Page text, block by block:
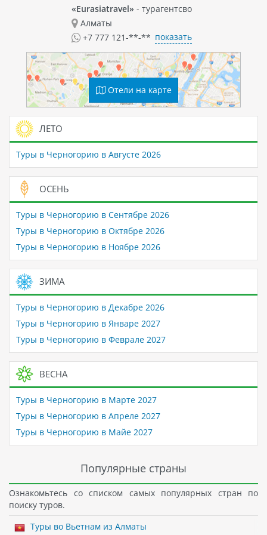
«Eurasiatravel» - турагентсво
Алматы
+7 777 121-**-** показать
Отели на карте
ЛЕТО
Туры в Черногорию в Августе 2026
ОСЕНЬ
Туры в Черногорию в Сентябре 2026
Туры в Черногорию в Октябре 2026
Туры в Черногорию в Ноябре 2026
ЗИМА
Туры в Черногорию в Декабре 2026
Туры в Черногорию в Январе 2027
Туры в Черногорию в Феврале 2027
ВЕСНА
Туры в Черногорию в Марте 2027
Туры в Черногорию в Апреле 2027
Туры в Черногорию в Майе 2027
Популярные страны
Ознакомьтесь со списком самых популярных стран по
поиску туров.
Туры во Вьетнам из Алматы